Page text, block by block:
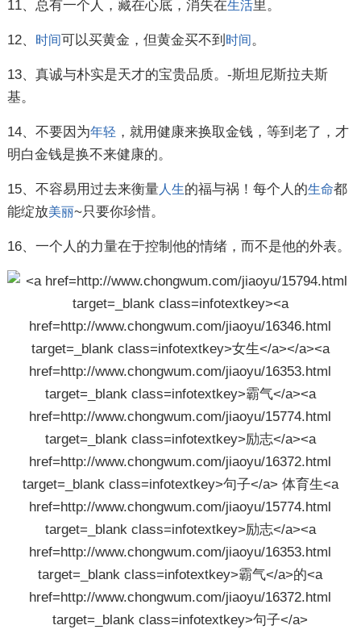
11、总有一个人，藏在心底，消失在生活里。
12、 时间可以买黄金，但黄金买不到 时间。
13、真诚与朴实是天才的宝贵品质。-斯坦尼斯拉夫斯
基。
14、不要因为年轻 ，就用健康来换取金钱，等到老了，才
明白金钱是换不来健康的。
15、不容易用过去来衡量人生的福与祸！每个人的生命都
能绽放美丽~只要你珍惜。
16、一个人的力量在于控制他的情绪，而不是他的外表。